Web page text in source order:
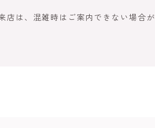
店は、混雑時はご案内できない場合が